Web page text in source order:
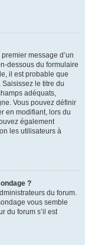
message d’un
dessous du formulaire
il est probable que
le titre du
adéquats,
Vous pouvez définir
en modifiant, lors du
également
les utilisateurs à
?
du forum.
vous semble
du forum s’il est